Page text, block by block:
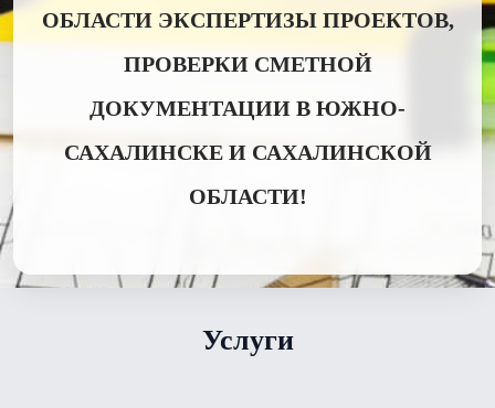
ОБЛАСТИ ЭКСПЕРТИЗЫ ПРОЕКТОВ,
ПРОВЕРКИ СМЕТНОЙ
ДОКУМЕНТАЦИИ В ЮЖНО-
САХАЛИНСКЕ И САХАЛИНСКОЙ
ОБЛАСТИ!
Услуги